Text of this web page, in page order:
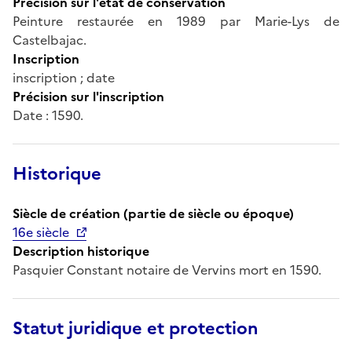
Peinture restaurée en 1989 par Marie-Lys de
Castelbajac.
Inscription
inscription ; date
Précision sur l'inscription
Date : 1590.
Historique
Siècle de création (partie de siècle ou époque)
16e siècle
Description historique
Pasquier Constant notaire de Vervins mort en 1590.
Statut juridique et protection